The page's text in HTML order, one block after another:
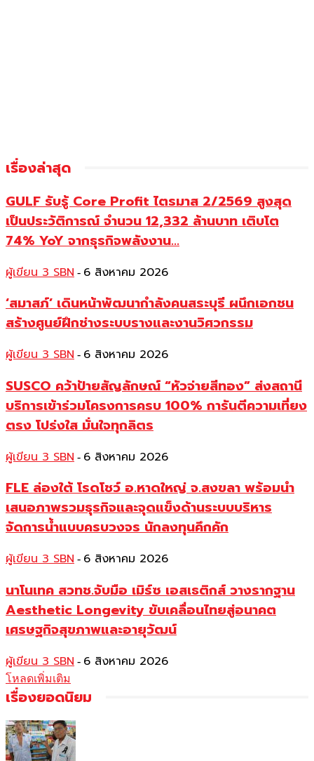
เรื่องล่าสุด
GULF รับรู้ Core Profit ไตรมาส 2/2569 สูงสุด
เป็นประวัติการณ์ จำนวน 12,332 ล้านบาท เติบโต
74% YoY จากธุรกิจพลังงาน...
ผู้เขียน 3 SBN - 6 สิงหาคม 2026
‘สมาสภ์’ เดินหน้าพัฒนากำลังคนสระบุรี ผนึกเอกชน
สร้างศูนย์ฝึกช่างระบบรางและงานวิศวกรรม
ผู้เขียน 3 SBN - 6 สิงหาคม 2026
SUSCO คว้าป้ายสัญลักษณ์ “หัวจ่ายสีทอง” ส่งสถานี
บริการเข้าร่วมโครงการครบ 100% การันตีความเที่ยง
ตรง โปร่งใส มั่นใจทุกลิตร
ผู้เขียน 3 SBN - 6 สิงหาคม 2026
FLE ล่องใต้ โรดโชว์ อ.หาดใหญ่ จ.สงขลา พร้อมนำ
เสนอภาพรวมธุรกิจและจุดแข็งด้านระบบบริหาร
จัดการน้ำแบบครบวงจร นักลงทุนคึกคัก
ผู้เขียน 3 SBN - 6 สิงหาคม 2026
นาโนเทค สวทช.จับมือ เมิร์ซ เอสเธติกส์ วางรากฐาน
Aesthetic Longevity ขับเคลื่อนไทยสู่อนาคต
เศรษฐกิจสุขภาพและอายุวัฒน์
ผู้เขียน 3 SBN - 6 สิงหาคม 2026
โหลดเพิ่มเติม
เรื่องยอดนิยม